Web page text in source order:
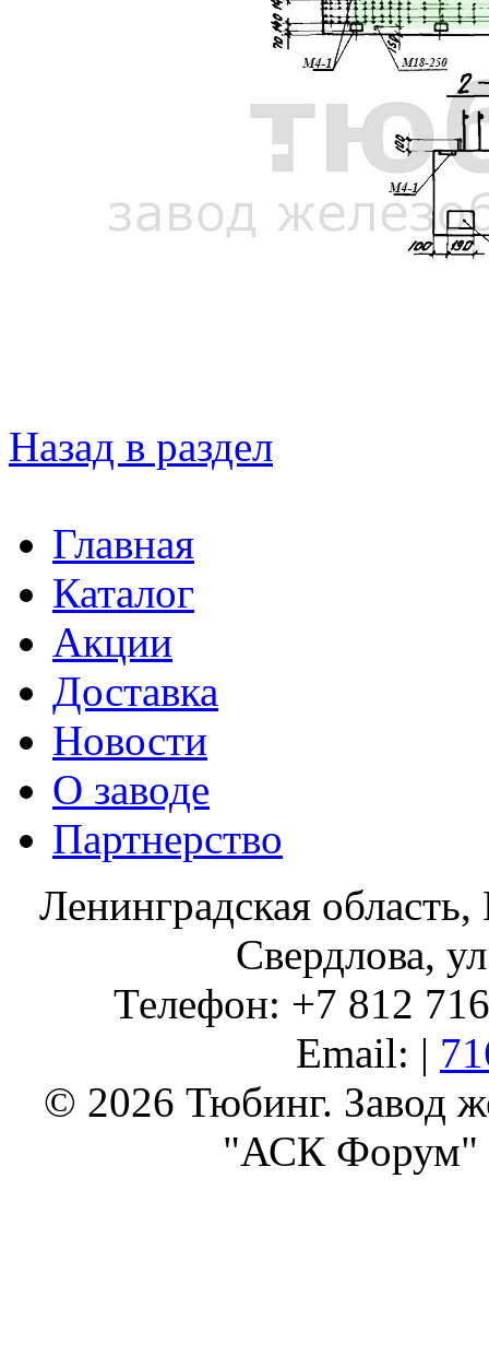
Назад в раздел
Главная
Каталог
Акции
Доставка
Новости
О заводе
Партнерство
Ленинградская
Свердлова,
Телефон: +7 812
Email: |
© 2026 Тюбинг. Завод
"АСК Форум"